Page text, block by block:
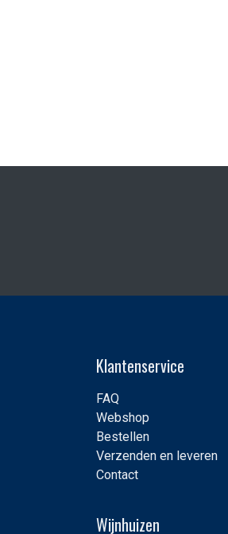
Klantenservice
FAQ
Webshop
Bestellen
Verzenden en leveren
Contact
Wijnhuizen